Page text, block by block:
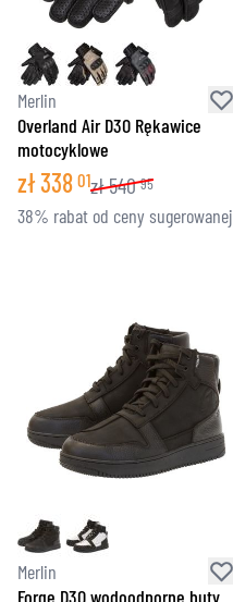
Merlin
Overland Air D3O Rękawice
motocyklowe
zł338 01zł540 95
38% rabat od ceny sugerowanej
Merlin
Forge D3O wodoodporne buty